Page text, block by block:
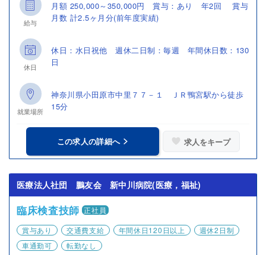
給与
月額 250,000～350,000円 賞与：あり 年2回 賞与
月数 計2.5ヶ月分(前年度実績)
休日
休日：水日祝他 週休二日制：毎週 年間休日数：130
日
就業場所
神奈川県小田原市中里７７－１ ＪＲ鴨宮駅から徒歩
15分
この求人の詳細へ 求人をキープ
医療法人社団 鵬友会 新中川病院(医療，福祉)
臨床検査技師 正社員
賞与あり
交通費支給 年間休日120日以上
週休2日制
車通勤可
転勤なし